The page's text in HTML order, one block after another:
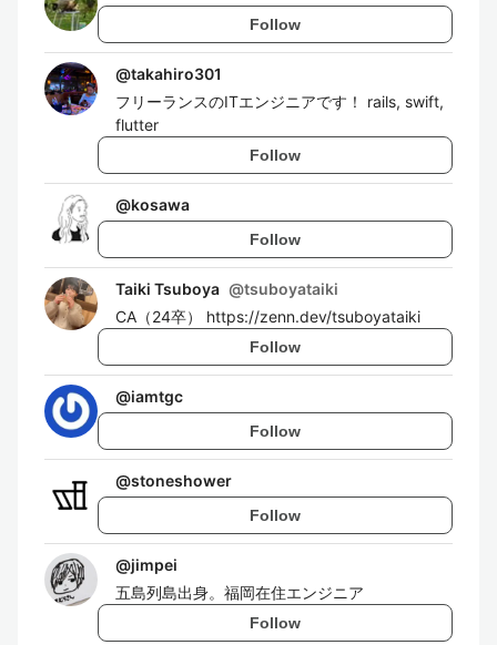
Follow
@takahiro301
フリーランスのITエンジニアです！ rails, swift,
flutter
Follow
@kosawa
Follow
Taiki Tsuboya @tsuboyataiki
CA（24卒） https://zenn.dev/tsuboyataiki
Follow
@iamtgc
Follow
@stoneshower
Follow
@jimpei
五島列島出身。福岡在住エンジニア
Follow